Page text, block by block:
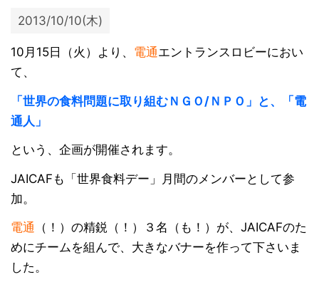
2013/10/10(木)
10月15日（火）より、 電通エントランスロビーにおい
て、
「世界の食料問題に取り組むＮＧＯ/ＮＰＯ」と、「電
通人」
という、企画が開催されます。
JAICAFも「世界食料デー」月間のメンバーとして参
加。
電通 （！）の精鋭（！）３名（も！）が、JAICAFのた
めにチームを組んで、大きなバナーを作って下さいま
した。